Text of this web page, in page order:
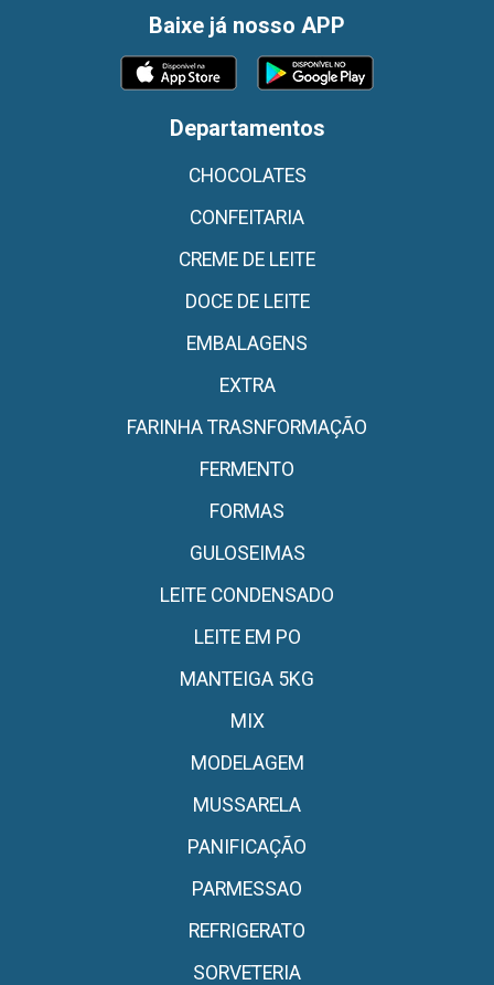
Baixe já nosso APP
Departamentos
CHOCOLATES
CONFEITARIA
CREME DE LEITE
DOCE DE LEITE
EMBALAGENS
EXTRA
FARINHA TRASNFORMAÇÃO
FERMENTO
FORMAS
GULOSEIMAS
LEITE CONDENSADO
LEITE EM PO
MANTEIGA 5KG
MIX
MODELAGEM
MUSSARELA
PANIFICAÇÃO
PARMESSAO
REFRIGERATO
SORVETERIA